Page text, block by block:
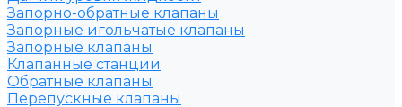
Запорно-обратные клапаны
Запорные игольчатые клапаны
Запорные клапаны
Клапанные станции
Обратные клапаны
Перепускные клапаны